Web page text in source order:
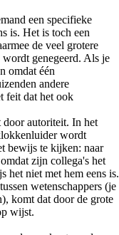
een specifieke
is. Het is toch een
de veel grotere
wordt genegeerd. Als je
omdat één
andere
feit dat het ook
door autoriteit. In het
wordt
bewijs te kijken: naar
zijn collega's het
het niet met hem eens is.
wetenschappers (je
komt dat door de grote
wijst.